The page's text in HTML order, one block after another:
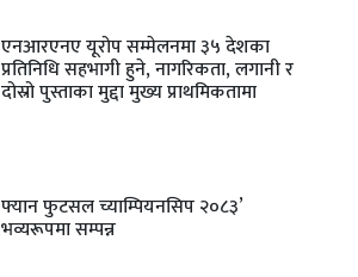
एनआरएनए यूरोप सम्मेलनमा ३५ देशका
प्रतिनिधि सहभागी हुने, नागरिकता, लगानी र
दोस्रो पुस्ताका मुद्दा मुख्य प्राथमिकतामा
फ्यान फुटसल च्याम्पियनसिप २०८३’
भव्यरूपमा सम्पन्न